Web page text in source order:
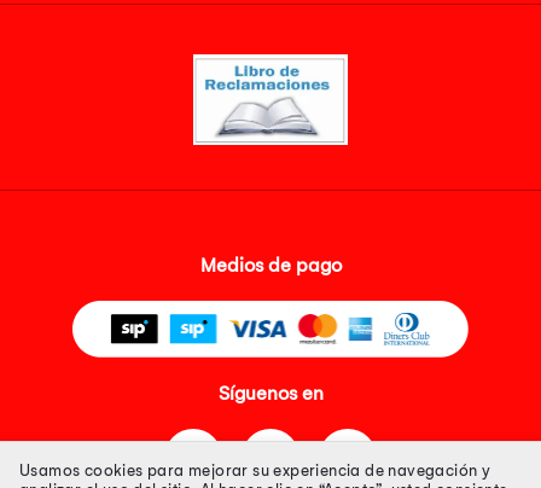
Medios de pago
Síguenos en
Usamos cookies para mejorar su experiencia de navegación y